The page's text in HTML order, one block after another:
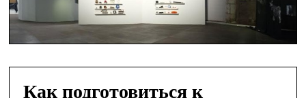
Как подготовиться к